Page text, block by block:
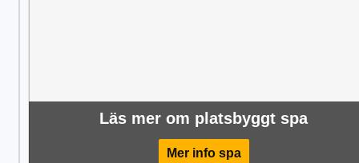
Läs mer om platsbyggt spa
Mer info spa